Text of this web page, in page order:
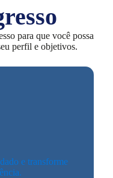
para que você possa
perfil e objetivos.
e transforme